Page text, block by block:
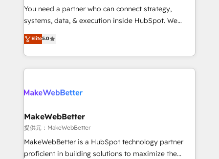
customer lifecycle through seamless integrations,
ensure long-term adoption with change-
and service to drive sustainable growth With 6 key
HubSpot accreditations and experience across
You need a partner who can connect strategy,
systems, data, & execution inside HubSpot. We
bridge the gap where most agencies fall short by
combining GTM strategy with technical execution to
solve the right problem with the right solution. As the
only firm in the world to hold Elite Partner
clients gain a unique advantage in CRM architecture,
market execution. Why B2B Businesses Choose RP: -
Secure: Soc2 compliant 🛡️ - Pricing: Implementations
starting at $1,5k 💵 - Speed: Launch in 14 days ⚡ -
Global: 75+ RPers across five continents 🌐 - Scale:
Elite5.0
MakeWebBetter
提供元：MakeWebBetter
MakeWebBetter is a HubSpot technology partner
proficient in building solutions to maximize the